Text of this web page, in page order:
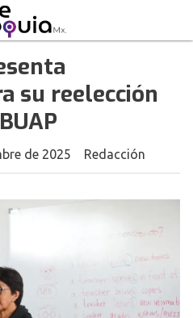
su reelección
de 2025 Redacción